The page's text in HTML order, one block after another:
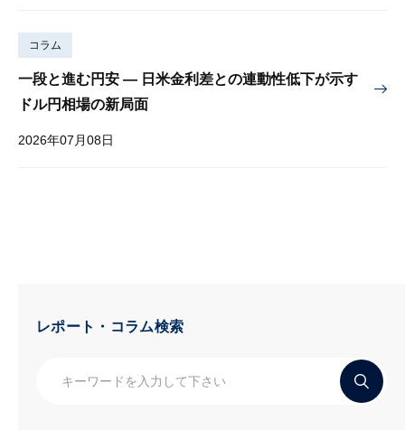
コラム
一段と進む円安 — 日米金利差との連動性低下が示す
ドル円相場の新局面
2026年07月08日
レポート・コラム検索